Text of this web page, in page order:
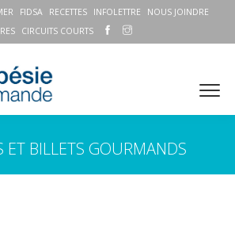
FIDSA RECETTES INFOLETTRE
NOUS JOINDRE
CIRCUITS COURTS
ET BILLETS GOURMANDS